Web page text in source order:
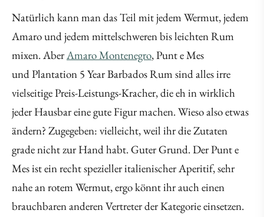
Natürlich kann man das Teil mit jedem Wermut, jedem
Amaro und jedem mittelschweren bis leichten Rum
mixen. AberAmaro Montenegro, Punt e Mes
und Plantation 5 Year Barbados Rum sind alles irre
vielseitige Preis-Leistungs-Kracher, die eh in wirklich
jeder Hausbar eine gute Figur machen. Wieso also etwas
ändern? Zugegeben: vielleicht, weil ihr die Zutaten
grade nicht zur Hand habt. Guter Grund. Der Punt e
Mes ist ein recht spezieller italienischer Aperitif, sehr
nahe an rotem Wermut, ergo könnt ihr auch einen
brauchbaren anderen Vertreter der Kategorie einsetzen.